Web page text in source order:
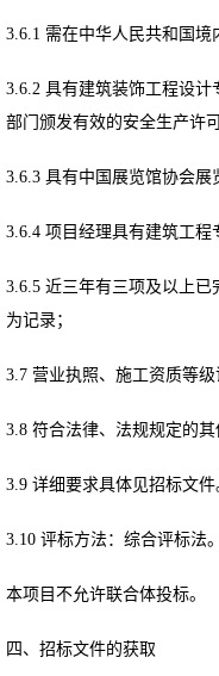
3.6.1 需在中华人民共和国
3.6.2 具有建筑装饰工程设
部门颁发有效的安全生产许
3.6.3 具有中国展览馆协会
3.6.4 项目经理具有建筑工
3.6.5 近三年有三项及以上
为记录；
3.7 营业执照、施工资质等
3.8 符合法律、法规规定的
3.9 详细要求具体见招标文件
3.10 评标方法：综合评标法
本项目不允许联合体投标。
四、招标文件的获取